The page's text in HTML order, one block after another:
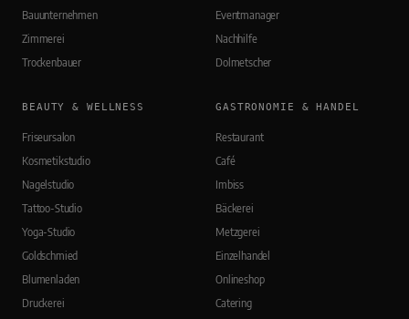
Bauunternehmen
Zimmerei
Trockenbauer
Eventmanager
Nachhilfe
Dolmetscher
BEAUTY & WELLNESS
Friseursalon
Kosmetikstudio
Nagelstudio
Tattoo-Studio
Yoga-Studio
Goldschmied
Blumenladen
Druckerei
GASTRONOMIE & HANDEL
Restaurant
Café
Imbiss
Bäckerei
Metzgerei
Einzelhandel
Onlineshop
Catering